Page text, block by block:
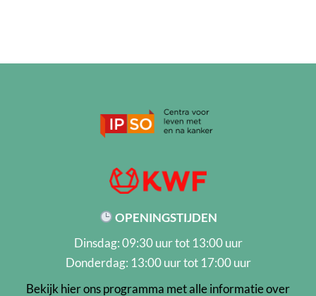
OPENINGSTIJDEN
Dinsdag: 09:30 uur tot 13:00 uur
Donderdag: 13:00 uur tot 17:00 uur
Bekijk hier ons programma met alle informatie over